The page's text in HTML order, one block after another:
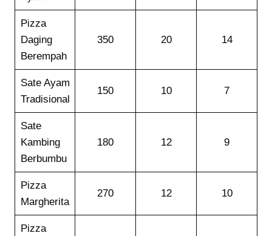
Pizza
Daging
Berempah
350 20 14
Sate Ayam
Tradisional
150 10 7
Sate
Kambing
Berbumbu
180 12 9
Pizza
Margherita
270 12 10
Pizza